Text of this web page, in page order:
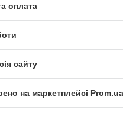
оплата
сайту
на маркетплейсі Prom.ua